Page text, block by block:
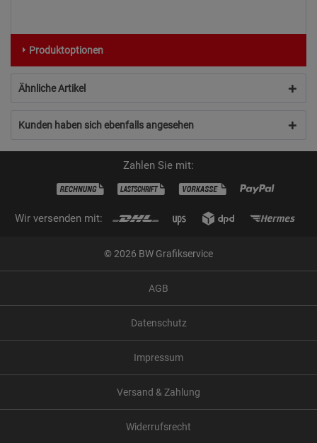
Produktoptionen
Ähnliche Artikel
Kunden haben sich ebenfalls angesehen
Zahlen Sie mit:
Wir versenden mit:
© 2026 BW Grafikservice
AGB
Datenschutz
Impressum
Versand & Zahlung
Widerrufsrecht